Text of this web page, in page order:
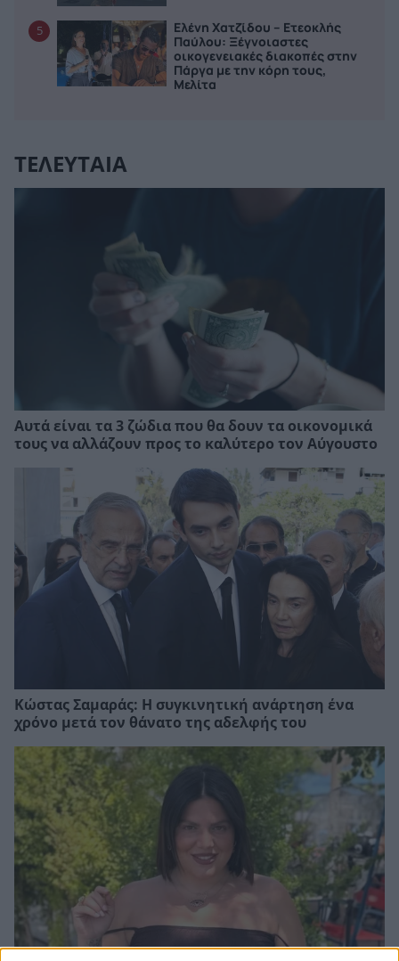
5
Ελένη Χατζίδου – Ετεοκλής
Παύλου: Ξέγνοιαστες
οικογενειακές διακοπές στην
Πάργα με την κόρη τους,
Μελίτα
ΤΕΛΕΥΤΑΙΑ
Αυτά είναι τα 3 ζώδια που θα δουν τα οικονομικά
τους να αλλάζουν προς το καλύτερο τον Αύγουστο
Κώστας Σαμαράς: Η συγκινητική ανάρτηση ένα
χρόνο μετά τον θάνατο της αδελφής του